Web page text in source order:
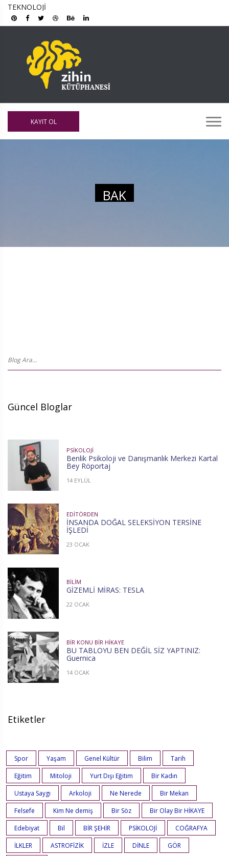
TEKNOLOJI
KAYIT OL
BAK
Güncel Bloglar
PSIKOLOJI
Benlik Psikoloji ve Danışmanlık Merkezi Kartal
Bey Röportaj
14 EYLÜL
EDITÖRDEN
İNSANDA DOĞAL SELEKSİYON TERSİNE
İŞLEDİ
23 OCAK
BILIM
GİZEMLİ MİRAS: TESLA
22 OCAK
BIR KONU BIR HIKAYE
BU TABLOYU BEN DEĞİL SİZ YAPTINIZ:
Guernica
14 OCAK
Etiketler
Spor Yaşam Genel Kültür Bilim
Tarih
Eğitim
Mitoloji Yurt Dışı Eğitim
Bir Kadın
Ustaya Saygı
Arkoloji Ne Nerede
Bir Mekan
Felsefe
Kim Ne demiş Bir Söz
Bir Olay Bir HİKAYE
Edebiyat
Bil BİR ŞEHİR PSİKOLOJİ
COĞRAFYA
İLKLER
ASTROFİZİK İZLE DİNLE
GÖR